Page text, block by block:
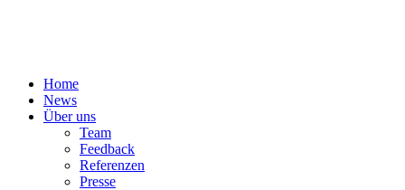
Home
News
Über uns
Team
Feedback
Referenzen
Presse